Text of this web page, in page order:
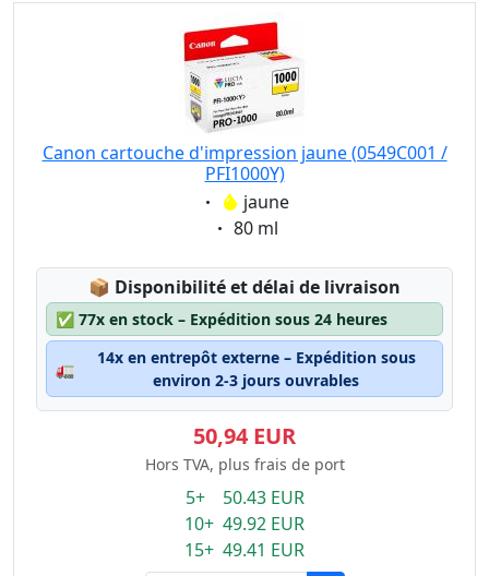
Canon cartouche d'impression jaune (0549C001 /
PFI1000Y)
Eigenschaft:
jaune
Eigenschaft:
80 ml
📦 Lagerstatus:
Disponibilité et délai de livraison
✅ 77x en stock – Expédition sous 24 heures
🚛
14x en entrepôt externe – Expédition sous
environ 2-3 jours ouvrables
50,94 EUR
Hors TVA, plus frais de port
5+ 50.43 EUR
10+ 49.92 EUR
15+ 49.41 EUR